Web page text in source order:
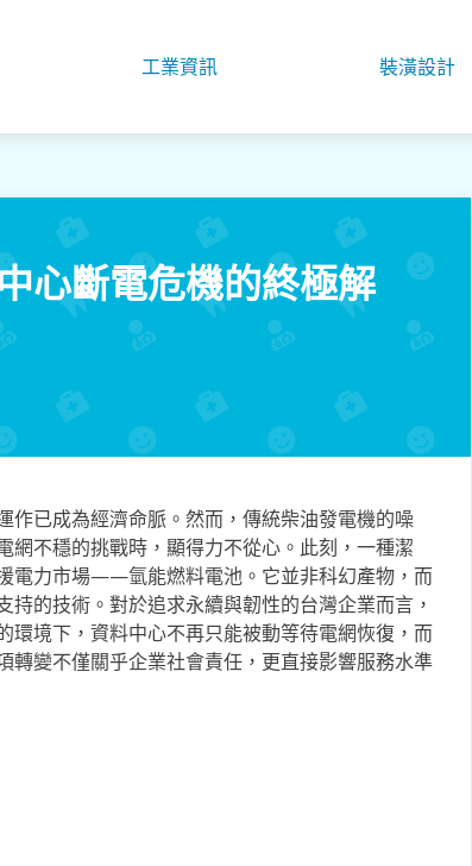
工業資訊 裝潢設計
心斷電危機的終極解
作已成為經濟命脈。然而，傳統柴油發電機的噪
網不穩的挑戰時，顯得力不從心。此刻，一種潔
電力市場——氫能燃料電池。它並非科幻產物，而
的技術。對於追求永續與韌性的台灣企業而言，
環境下，資料中心不再只能被動等待電網恢復，而
轉變不僅關乎企業社會責任，更直接影響服務水準